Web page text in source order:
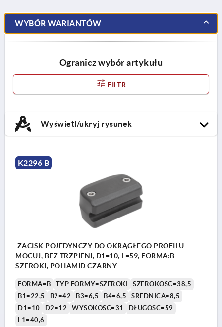
WYBÓR WARIANTÓW
Ogranicz wybór artykułu
FILTR
Wyświetl/ukryj rysunek
K2296 B
ZACISK POJEDYNCZY DO OKRĄGŁEGO PROFILU
MOCUJ, BEZ TRZPIENI, D1=10, L=59, FORMA:B
SZEROKI, POLIAMID CZARNY
FORMA=B TYP FORMY=SZEROKI
SZEROKOŚĆ=38,5
B1=22,5
B2=42 B3=6,5 B4=6,5
ŚREDNICA=8,5
D1=10
D2=12 WYSOKOŚĆ=31
DŁUGOŚĆ=59
L1=40,6